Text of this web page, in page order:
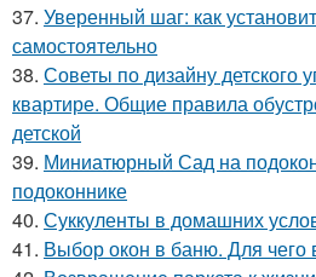
37. Уверенный шаг: как
самостоятельно
38. Советы по дизайну детского
квартире. Общие правила
детской
39. Миниатюрный Сад на
подоконнике
40. Суккуленты в домашних
41. Выбор окон в баню. Для чего